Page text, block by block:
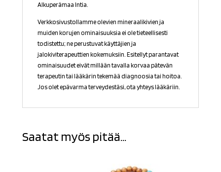
Alkuperämaa Intia.
Verkkosivustollamme olevien mineraalikivien ja
muiden korujen ominaisuuksia ei ole tieteellisesti
todistettu; ne perustuvat käyttäjien ja
jalokiviterapeuttien kokemuksiin. Esitellyt parantavat
ominaisuudet eivät millään tavalla korvaa pätevän
terapeutin tai lääkärin tekemää diagnoosia tai hoitoa.
Jos olet epävarma terveydestäsi, ota yhteys lääkäriin.
Saatat myös pitää...